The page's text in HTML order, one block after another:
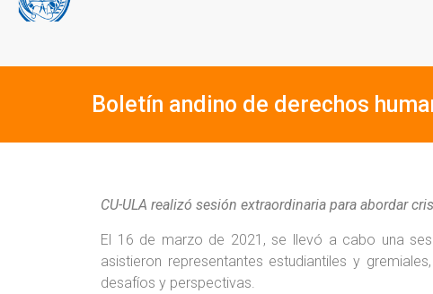
Boletín andino de derechos
CU-ULA realizó sesión extraordinaria para abordar
El 16 de marzo de 2021, se llevó a cabo una
asistieron representantes estudiantiles y
desafíos y perspectivas.